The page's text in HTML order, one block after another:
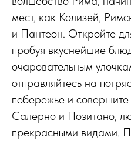
мест, как Колизей,
и Пантеон. Откройте
пробуя вкуснейшие
очаровательным
отправляйтесь на
побережье и
Салерно и Позитано,
прекрасными видами.